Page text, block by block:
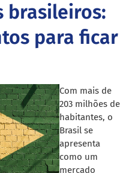
brasileiros:
para ficar
Com mais de
203 milhões de
habitantes, o
Brasil se
apresenta
como um
mercado